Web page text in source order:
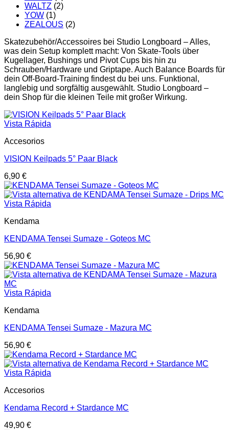
WALTZ (2)
YOW (1)
ZEALOUS (2)
Skatezubehör/Accessoires bei Studio Longboard – Alles,
was dein Setup komplett macht: Von Skate-Tools über
Kugellager, Bushings und Pivot Cups bis hin zu
Schrauben/Hardware und Griptape. Auch Balance Boards für
dein Off-Board-Training findest du bei uns. Funktional,
langlebig und sorgfältig ausgewählt. Studio Longboard –
dein Shop für die kleinen Teile mit großer Wirkung.
Vista Rápida
Accesorios
VISION Keilpads 5° Paar Black
6,90 €
Vista Rápida
Kendama
KENDAMA Tensei Sumaze - Goteos MC
56,90 €
Vista Rápida
Kendama
KENDAMA Tensei Sumaze - Mazura MC
56,90 €
Vista Rápida
Accesorios
Kendama Record + Stardance MC
49,90 €